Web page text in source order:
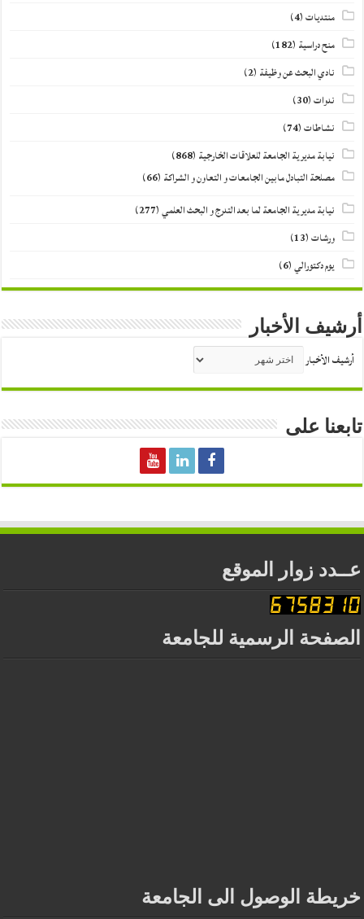
منتديات(4)
منح دراسية (182)
نادي البحث عن وظيفة (2)
ندوات(30)
نشاطات(74)
نيابة مديرية الجامعة للعلاقات الخارجية (868)
مصلحة التبادل مابين الجامعات و التعاون و الشراكة (66)
نيابة مديرية الجامعة لما بعد التدرج و البحث العلمي(277)
ورشات(13)
يوم دكتورالي(6)
أرشيف الأخبار
أرشيف الأخبار
تابعنا على
عــدد زوار الموقع
الصفحة الرسمية للجامعة
خريطة الوصول الى الجامعة